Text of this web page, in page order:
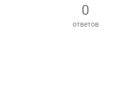
0
ответов